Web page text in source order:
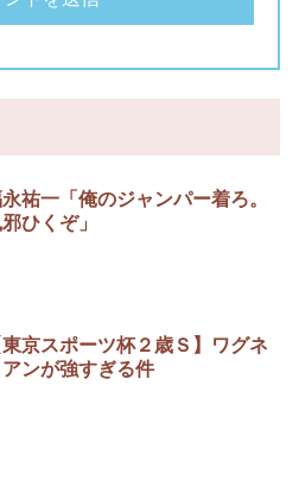
祐一「俺のジャンパー着ろ。
ひくぞ」
東京スポーツ杯２歳Ｓ】ワグネ
アンが強すぎる件